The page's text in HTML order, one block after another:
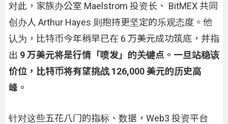
对此，家族办公室 Maelstrom 投资长、 BitMEX 共同
创办人 Arthur Hayes 则抱持更坚定的乐观态度。他
认为，比特币今年稍早已在 6 万美元成功筑底，并指
出 9 万美元将是行情「喷发」的关键点。一旦站稳该
价位，比特币将有望挑战 126,000 美元的历史高
峰。
针对这些五花八门的指标、数据，Web3 投资平台